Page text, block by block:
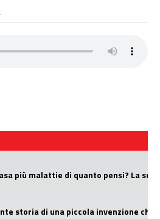
più malattie di quanto pensi? La
storia di una piccola invenzione